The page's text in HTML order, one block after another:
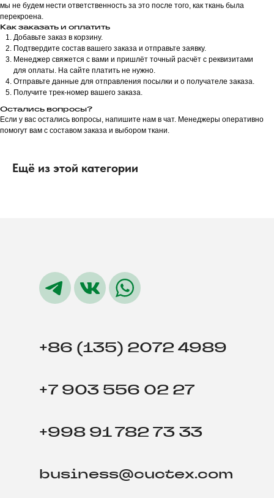
мы не будем нести ответственность за это после того, как ткань была
перекроена.
Как заказать и оплатить
Добавьте заказ в корзину.
Подтвердите состав вашего заказа и отправьте заявку.
Менеджер свяжется с вами и пришлёт точный расчёт с реквизитами
для оплаты. На сайте платить не нужно.
Отправьте данные для отправления посылки и о получателе заказа.
Получите трек-номер вашего заказа.
Остались вопросы?
Если у вас остались вопросы, напишите нам в чат. Менеджеры оперативно
помогут вам с составом заказа и выбором ткани.
Ещё из этой категории
business@cuctex.com
+86 (135) 2072 4989
+7 903 556 02 27
+998 91 782 73 33